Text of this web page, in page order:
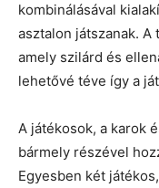
kombinálásával
asztalon játszanak.
amely szilárd és
lehetővé téve így a
A játékosok, a karok
bármely részével
Egyesben két